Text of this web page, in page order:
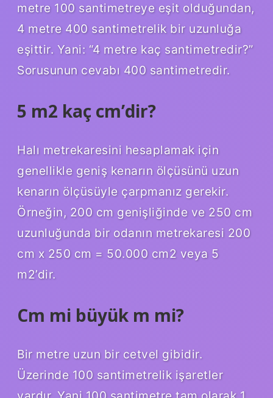
metre 100 santimetreye eşit olduğundan,
4 metre 400 santimetrelik bir uzunluğa
eşittir. Yani: “4 metre kaç santimetredir?”
Sorusunun cevabı 400 santimetredir.
5 m2 kaç cm’dir?
Halı metrekaresini hesaplamak için
genellikle geniş kenarın ölçüsünü uzun
kenarın ölçüsüyle çarpmanız gerekir.
Örneğin, 200 cm genişliğinde ve 250 cm
uzunluğunda bir odanın metrekaresi 200
cm x 250 cm = 50.000 cm2 veya 5
m2’dir.
Cm mi büyük m mi?
Bir metre uzun bir cetvel gibidir.
Üzerinde 100 santimetrelik işaretler